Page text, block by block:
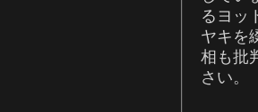
るヨッ
ヤキを
相も批
さい。